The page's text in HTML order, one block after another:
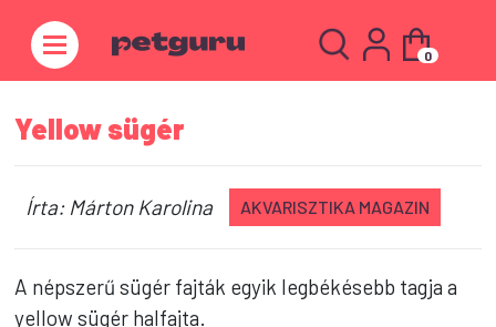
0
Yellow sügér
Írta: Márton Karolina AKVARISZTIKA MAGAZIN
A népszerű sügér fajták egyik legbékésebb tagja a
yellow sügér halfajta.